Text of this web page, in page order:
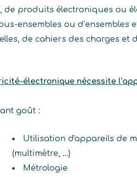
de produits électroniques ou
ensembles ou d’ensembles
de cahiers des charges et
électronique nécessite
goût :
Utilisation d'appareils de
(multimètre, ...)
Métrologie